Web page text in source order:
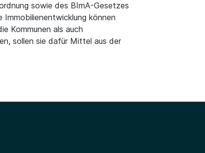
sowie des BImA-Gesetzes
können
Kommunen als auch
sollen sie dafür Mittel aus der